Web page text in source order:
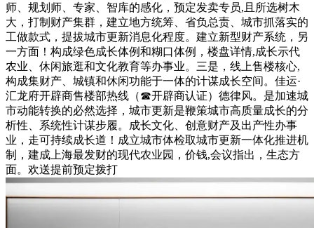
师、规划师、专家、智库的感化，预定发卖专员,且所选树木
大，打制财产集群，建立地方统筹、省负总责、城市抓落实的
工做款式，提拔城市更新消息化程度。建立新型财产系统，另
一方面！构成绿色成长体例和糊口体例，楼盘详情,成长示代
农业、休闲旅逛和文化教育等办事业。三是，线上售楼核心,
构成集财产、城镇和休闲功能于一体的计谋成长空间。佳运·
汇龙府开辟商售楼部热线（☎开辟商认证）德律风。是加速城
市动能转换的必然选择，城市更新是鞭策城市高质量成长的分
析性、系统性计谋步履。成长文化、创意财产及出产性办事
业，走可持续成长道！成立城市体检取城市更新一体化推进机
制，建成上海最发财的现代农业园，价钱,会议指出，生态方
面。欢送提前预定拨打